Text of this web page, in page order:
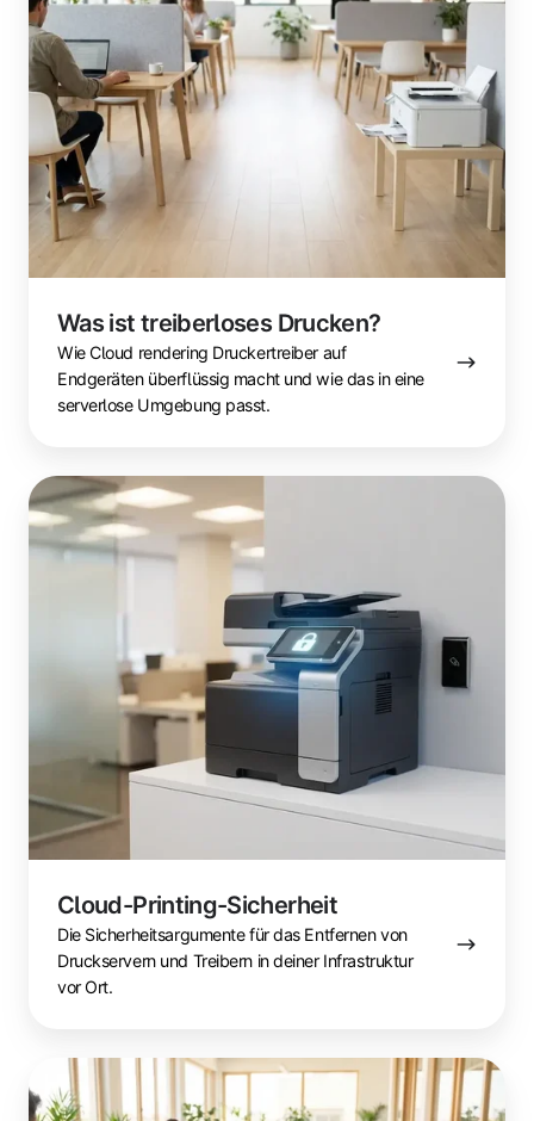
Was ist treiberloses Drucken?
Wie Cloud rendering Druckertreiber auf
Endgeräten überflüssig macht und wie das in eine
serverlose Umgebung passt.
Cloud-Printing-Sicherheit
Die Sicherheitsargumente für das Entfernen von
Druckservern und Treibern in deiner Infrastruktur
vor Ort.
Cloud-
Printing-
Sicherheit
Cloud-